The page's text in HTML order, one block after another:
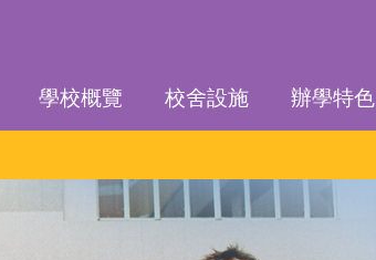
學校概覽 校舍設施 辦學特色